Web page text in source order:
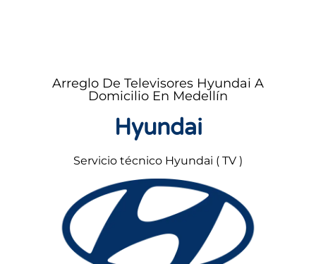
Arreglo De Televisores Hyundai A
Domicilio En Medellín
Hyundai
Servicio técnico Hyundai ( TV )